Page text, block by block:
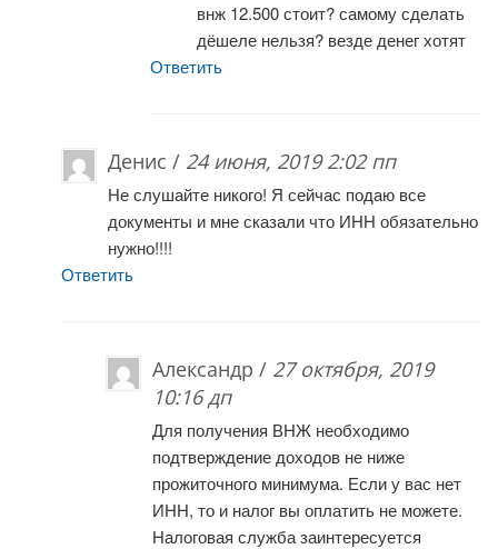
внж 12.500 стоит? самому сделать
дёшеле нельзя? везде денег хотят
Ответить
Денис / 24 июня, 2019 2:02 пп
Не слушайте никого! Я сейчас подаю все
документы и мне сказали что ИНН обязательно
нужно!!!!
Ответить
Александр / 27 октября, 2019
10:16 дп
Для получения ВНЖ необходимо
подтверждение доходов не ниже
прожиточного минимума. Если у вас нет
ИНН, то и налог вы оплатить не можете.
Налоговая служба заинтересуется